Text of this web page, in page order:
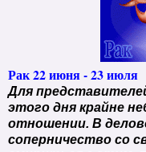
Рак 22 июня - 23 июля
Для
этого дня крайне
отношении. В
соперничество со